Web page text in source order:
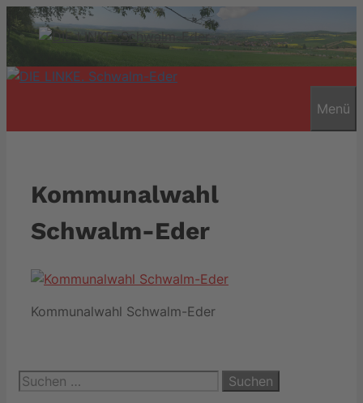
Zum
Inhalt
springen
Menü
Kommunalwahl
Schwalm-Eder
Kommunalwahl Schwalm-Eder
Suchen
nach: